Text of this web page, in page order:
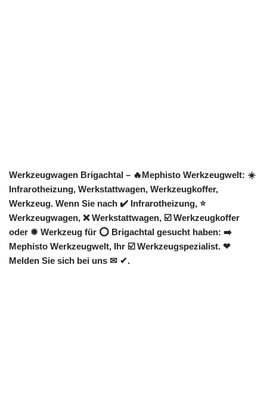
Werkzeugwagen Brigachtal – 🔥Mephisto Werkzeugwelt: ☀️
Infrarotheizung, Werkstattwagen, Werkzeugkoffer,
Werkzeug. Wenn Sie nach ✔️ Infrarotheizung, ⭐
Werkzeugwagen, ❌ Werkstattwagen, ☑️ Werkzeugkoffer
oder ✹ Werkzeug für ⭕ Brigachtal gesucht haben: ➡️
Mephisto Werkzeugwelt, Ihr ☑️ Werkzeugspezialist. ❤
Melden Sie sich bei uns ✉ ✔.